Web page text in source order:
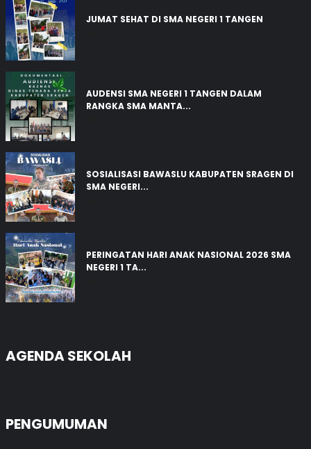
JUMAT SEHAT DI SMA NEGERI 1 TANGEN
AUDENSI SMA NEGERI 1 TANGEN DALAM
RANGKA SMA MANTA...
SOSIALISASI BAWASLU KABUPATEN SRAGEN DI
SMA NEGERI...
PERINGATAN HARI ANAK NASIONAL 2026 SMA
NEGERI 1 TA...
AGENDA SEKOLAH
PENGUMUMAN